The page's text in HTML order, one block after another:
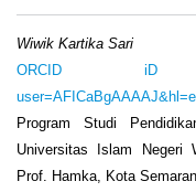
Wiwik Kartika Sari
ORCID iD
Program Studi
Universitas Islam Negeri
Prof. Hamka, Kota